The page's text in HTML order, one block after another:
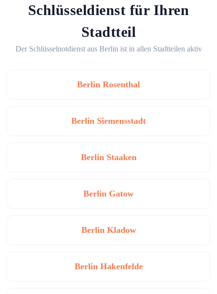
Schlüsseldienst für Ihren
Stadtteil
Der Schlüsselnotdienst aus Berlin ist in allen Stadtteilen aktiv
Berlin Rosenthal
Berlin Siemensstadt
Berlin Staaken
Berlin Gatow
Berlin Kladow
Berlin Hakenfelde